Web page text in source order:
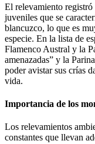
El relevamiento
juveniles que se
blancuzco, lo que es
especie. En la lista de
Flamenco Austral y la
amenazadas” y la
poder avistar sus crías
vida.
Importancia de los
Los relevamientos
constantes que llevan